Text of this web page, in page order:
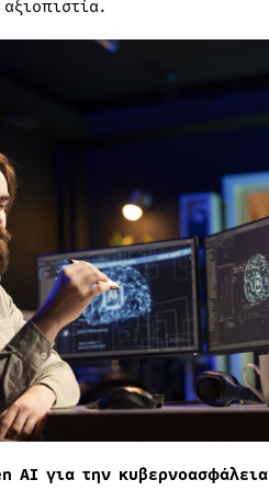
AI για την κυβερνοασφάλεια